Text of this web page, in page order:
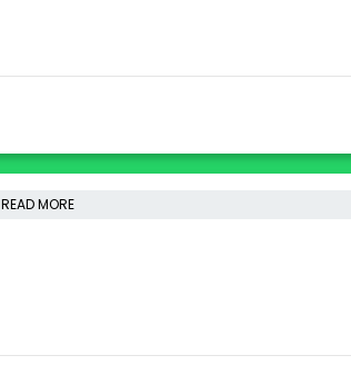
READ MORE